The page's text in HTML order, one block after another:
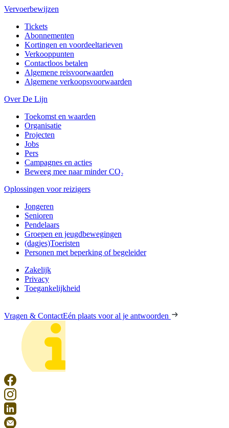
Vervoerbewijzen
Tickets
Abonnementen
Kortingen en voordeeltarieven
Verkooppunten
Contactloos betalen
Algemene reisvoorwaarden
Algemene verkoopsvoorwaarden
Over De Lijn
Toekomst en waarden
Organisatie
Projecten
Jobs
Pers
Campagnes en acties
Beweeg mee naar minder CO₂
Oplossingen voor reizigers
Jongeren
Senioren
Pendelaars
Groepen en jeugdbewegingen
(dagjes)Toeristen
Personen met beperking of begeleider
Zakelijk
Privacy
Toegankelijkheid
Vragen & ContactEén plaats voor al je antwoorden